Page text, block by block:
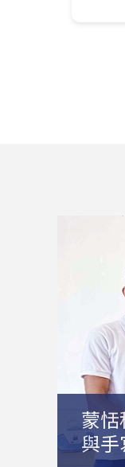
蒙
與